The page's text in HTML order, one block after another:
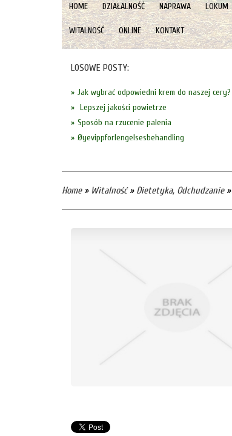
HOME DZIAŁALNOŚĆ NAPRAWA LOKUM
WITALNOŚĆ ONLINE KONTAKT
LOSOWE POSTY:
Jak wybrać odpowiedni krem do naszej cery?
Lepszej jakości powietrze
Sposób na rzucenie palenia
Øyevippforlengelsesbehandling
Home» Witalność» Dietetyka, Odchudzanie»